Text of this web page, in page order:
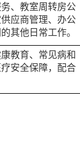
、教室周转房公
应商管理、办公
其他日常工作。
教育、常见病和
安全保障，配合